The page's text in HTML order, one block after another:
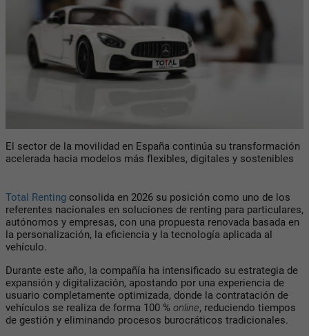
El sector de la movilidad en España continúa su transformación
acelerada hacia modelos más flexibles, digitales y sostenibles
Total Renting consolida en 2026 su posición como uno de los
referentes nacionales en soluciones de renting para particulares,
autónomos y empresas, con una propuesta renovada basada en
la personalización, la eficiencia y la tecnología aplicada al
vehículo.
Durante este año, la compañía ha intensificado su estrategia de
expansión y digitalización, apostando por una experiencia de
usuario completamente optimizada, donde la contratación de
vehículos se realiza de forma 100 % online, reduciendo tiempos
de gestión y eliminando procesos burocráticos tradicionales.